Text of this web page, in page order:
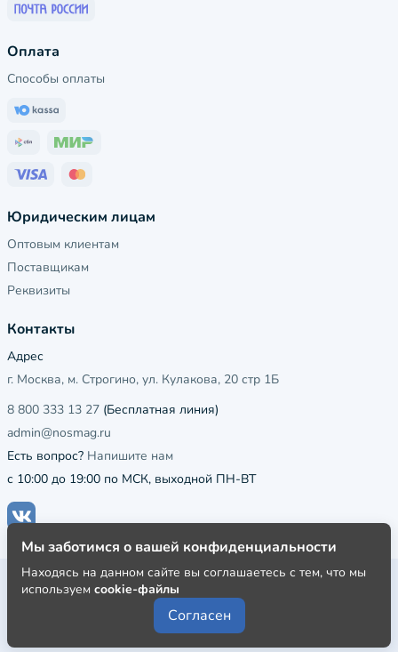
Оплата
Способы оплаты
Юридическим лицам
Оптовым клиентам
Поставщикам
Реквизиты
Контакты
Адрес
г. Москва, м. Строгино, ул. Кулакова, 20 стр 1Б
8 800 333 13 27 (Бесплатная линия)
admin@nosmag.ru
Есть вопрос? Напишите нам
с 10:00 до 19:00 по МСК, выходной ПН-ВТ
Публичная оферта
Пользовательское соглашение
Политика конфиденциальности
Мы заботимся о вашей конфиденциальности
Находясь на данном сайте вы соглашаетесь с тем, что мы
используем cookie-файлы
Согласен